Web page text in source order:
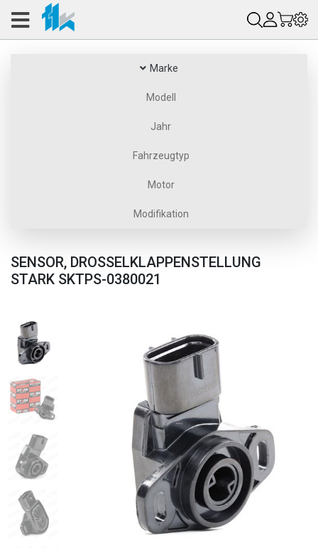
Marke
Modell
Jahr
Fahrzeugtyp
Motor
Modifikation
SENSOR, DROSSELKLAPPENSTELLUNG
STARK SKTPS-0380021
Zurück